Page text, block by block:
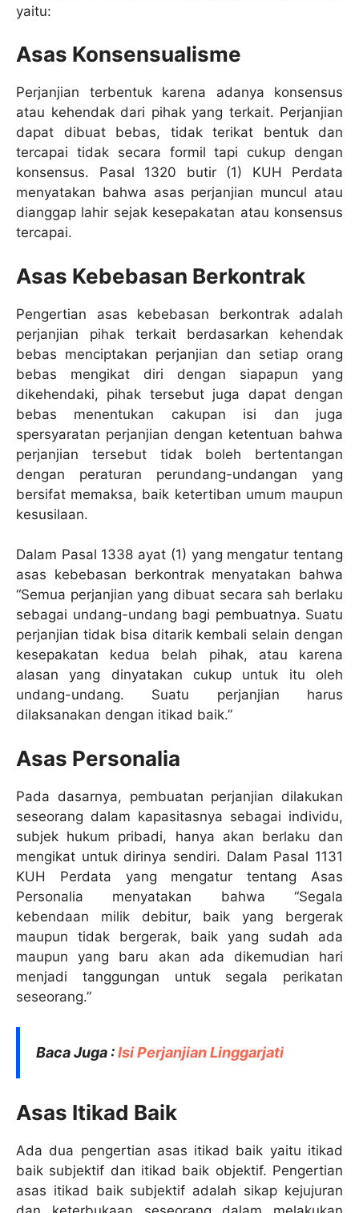
yaitu:
Asas Konsensualisme
Perjanjian terbentuk karena adanya konsensus
atau kehendak dari pihak yang terkait. Perjanjian
dapat dibuat bebas, tidak terikat bentuk dan
tercapai tidak secara formil tapi cukup dengan
konsensus. Pasal 1320 butir (1) KUH Perdata
menyatakan bahwa asas perjanjian muncul atau
dianggap lahir sejak kesepakatan atau konsensus
tercapai.
Asas Kebebasan Berkontrak
Pengertian asas kebebasan berkontrak adalah
perjanjian pihak terkait berdasarkan kehendak
bebas menciptakan perjanjian dan setiap orang
bebas mengikat diri dengan siapapun yang
dikehendaki, pihak tersebut juga dapat dengan
bebas menentukan cakupan isi dan juga
spersyaratan perjanjian dengan ketentuan bahwa
perjanjian tersebut tidak boleh bertentangan
dengan peraturan perundang-undangan yang
bersifat memaksa, baik ketertiban umum maupun
kesusilaan.
Dalam Pasal 1338 ayat (1) yang mengatur tentang
asas kebebasan berkontrak menyatakan bahwa
“Semua perjanjian yang dibuat secara sah berlaku
sebagai undang-undang bagi pembuatnya. Suatu
perjanjian tidak bisa ditarik kembali selain dengan
kesepakatan kedua belah pihak, atau karena
alasan yang dinyatakan cukup untuk itu oleh
undang-undang. Suatu perjanjian harus
dilaksanakan dengan itikad baik.”
Asas Personalia
Pada dasarnya, pembuatan perjanjian dilakukan
seseorang dalam kapasitasnya sebagai individu,
subjek hukum pribadi, hanya akan berlaku dan
mengikat untuk dirinya sendiri. Dalam Pasal 1131
KUH Perdata yang mengatur tentang Asas
Personalia menyatakan bahwa “Segala
kebendaan milik debitur, baik yang bergerak
maupun tidak bergerak, baik yang sudah ada
maupun yang baru akan ada dikemudian hari
menjadi tanggungan untuk segala perikatan
seseorang.”
Baca Juga :Isi Perjanjian Linggarjati
Asas Itikad Baik
Ada dua pengertian asas itikad baik yaitu itikad
baik subjektif dan itikad baik objektif. Pengertian
asas itikad baik subjektif adalah sikap kejujuran